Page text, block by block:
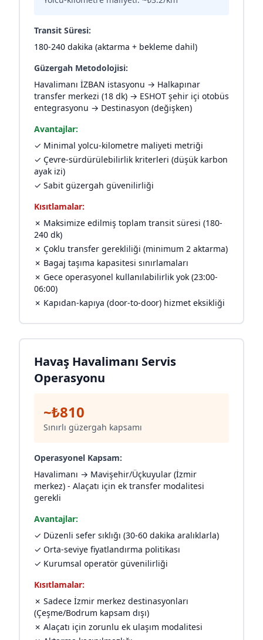
Transit Süresi:
180-240 dakika (aktarma + bekleme dahil)
Güzergah Metodolojisi:
Havalimanı İZBAN istasyonu → Halkapınar
transfer merkezi (18 dk) → ESHOT şehir içi otobüs
entegrasyonu → Destinasyon (değişken)
Avantajlar:
✓ Minimal yolcu-kilometre maliyeti metriği
✓ Çevre-sürdürülebilirlik kriterleri (düşük karbon
ayak izi)
✓ Sabit güzergah güvenilirliği
Kısıtlamalar:
✗ Maksimize edilmiş toplam transit süresi (180-
240 dk)
✗ Çoklu transfer gerekliliği (minimum 2 aktarma)
✗ Bagaj taşıma kapasitesi sınırlamaları
✗ Gece operasyonel kullanılabilirlik yok (23:00-
06:00)
✗ Kapıdan-kapıya (door-to-door) hizmet eksikliği
Havaş Havalimanı Servis
Operasyonu
~₺810
Sınırlı güzergah kapsamı
Operasyonel Kapsam:
Havalimanı → Mavişehir/Üçkuyular (İzmir
merkez) - Alaçatı için ek transfer modalitesi
gerekli
Avantajlar:
✓ Düzenli sefer sıklığı (30-60 dakika aralıklarla)
✓ Orta-seviye fiyatlandırma politikası
✓ Kurumsal operatör güvenilirliği
Kısıtlamalar:
✗ Sadece İzmir merkez destinasyonları
(Çeşme/Bodrum kapsam dışı)
✗ Alaçatı için zorunlu ek ulaşım modalitesi